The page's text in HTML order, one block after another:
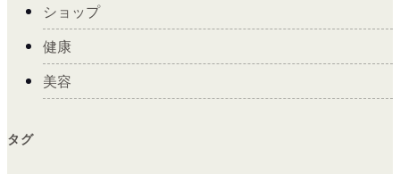
ショップ
健康
美容
タグ